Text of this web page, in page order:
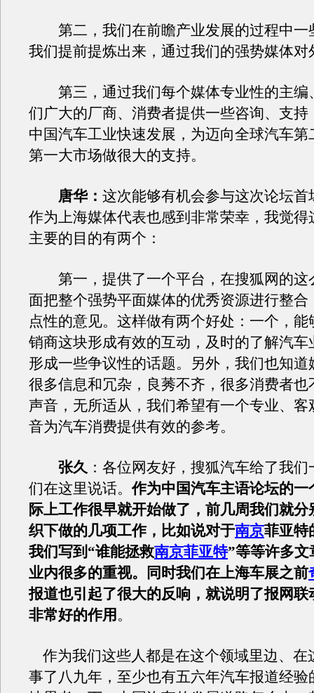
第二，我们在前瞻产业发展的过程中一
我们提前提炼出来，通过我们的强势媒体对
第三，通过我们每个媒体专业性的主编
们广大的厂商、消费者提供一些咨询、支持
中国汽车工业快速发展，为迈向全球汽车第
第一大市场做很大的支持。
唐华： 这次能够有机会参与这次论坛首
作为上海媒体代表也感到非常荣幸，我觉得
主要的目的有两个：
第一，提供了一个平台，在搜狐网的这
面把整个强势平面媒体的优秀资源进行整合
点性的意见。这样做有两个好处：一个，能
销商这块形成有效的互动，及时的了解汽车
形成一些争议性的话题。另外，我们也知道
很多信息和冗杂，良莠不齐，很多消费者也
声音，无所适从，我们希望有一个专业、客
音为汽车消费提供有效的参考。
张久 ：各位网友好，搜狐汽车给了我
们在这里说话。作为中国汽车主语论坛的一
际上工作很早就开始做了，前几周我们就分
织下做的几项工作，比如说对于南京菲亚特
我们写到“谁能拯救南京菲亚特”等等许多
业内很多的重视。同时我们在上海车展之前
报道也引起了很大的反响，就说明了报网联
非常好的作用 。
作为我们这些人都是在这个领域里边、在
事了八九年，至少也有五六年汽车报道经验